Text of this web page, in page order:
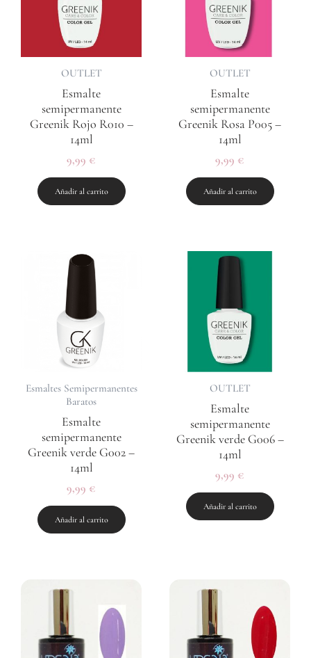
OUTLET
Esmalte
semipermanente
Greenik Rojo R010 –
14ml
9,99 €
Añadir al carrito
OUTLET
Esmalte
semipermanente
Greenik Rosa P005 –
14ml
9,99 €
Añadir al carrito
Esmaltes Semipermanentes
Baratos
Esmalte
semipermanente
Greenik verde G002 –
14ml
9,99 €
Añadir al carrito
OUTLET
Esmalte
semipermanente
Greenik verde G006 –
14ml
9,99 €
Añadir al carrito